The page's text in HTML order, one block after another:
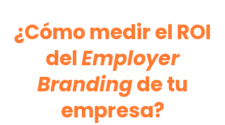
¿Cómo medir el ROI
delEmployer
Brandingde tu
empresa?